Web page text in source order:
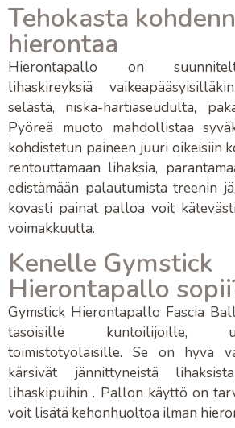
Tehokasta
hierontaa
Hierontapallo on
lihaskireyksiä
selästä, niska-hartiaseudulta,
Pyöreä muoto mahdollistaa
kohdistetun paineen juuri oikeisiin
rentouttamaan lihaksia,
edistämään palautumista treenin
kovasti painat palloa voit
voimakkuutta.
Kenelle Gymstick
Hierontapallo
Gymstick Hierontapallo Fascia
tasoisille kuntoilijoille,
toimistotyöläisille. Se on hyvä
kärsivät jännittyneistä lihaksista
lihaskipuihin . Pallon käyttö on
voit lisätä kehonhuoltoa ilman